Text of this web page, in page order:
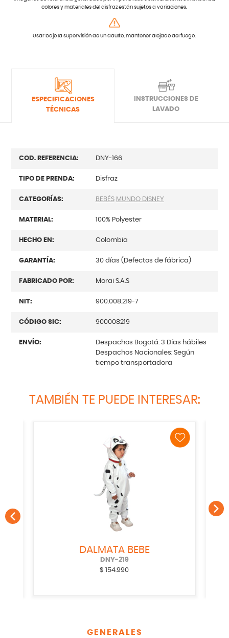
colores y materiales del disfraz están sujetos a variaciones.
Usar bajo la supervisión de un adulto, mantener alejado del fuego.
ESPECIFICACIONES
TÉCNICAS
INSTRUCCIONES DE
LAVADO
COD. REFERENCIA: DNY-166
TIPO DE PRENDA: Disfraz
CATEGORÍAS: BEBÉS MUNDO DISNEY
MATERIAL: 100% Polyester
HECHO EN: Colombia
GARANTÍA: 30 días (Defectos de fábrica)
FABRICADO POR: Morai S.A.S
NIT: 900.008.219-7
CÓDIGO SIC: 900008219
ENVÍO:
Despachos Bogotá: 3 Días hábiles
Despachos Nacionales: Según
tiempo transportadora
TAMBIÉN TE PUEDE INTERESAR:
DALMATA BEBE
DNY-219
$ 154.990
GENERALES